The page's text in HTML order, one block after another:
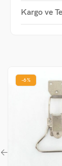
Kargo ve
-6%